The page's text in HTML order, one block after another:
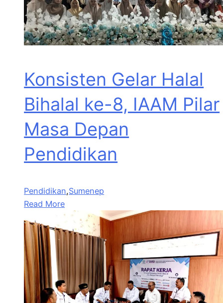
Konsisten Gelar Halal
Bihalal ke-8, IAAM Pilar
Masa Depan
Pendidikan
Pendidikan,Sumenep
Read More